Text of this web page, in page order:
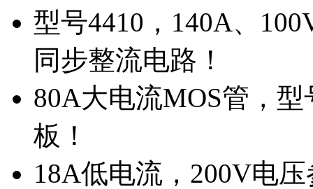
型号4410，140A、
同步整流电路！
80A大电流MOS管，
板！
18A低电流，200V电